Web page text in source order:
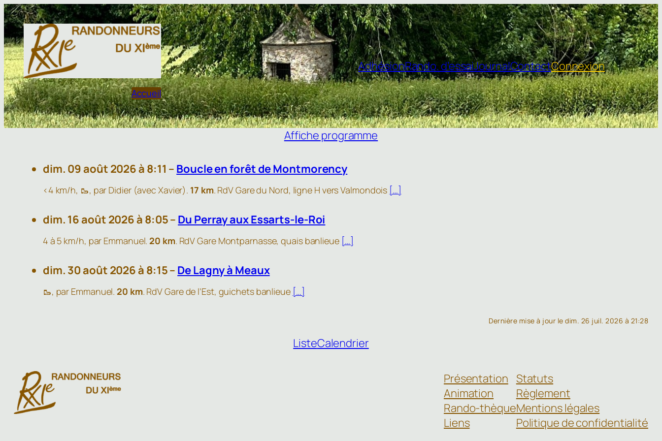
Aller
au
contenu
Accueil
AdhésionRando. d’essaiJournalContactConnexion
Affiche programme
dim. 09 août 2026 à 8:11 – Boucle en forêt de Montmorency
<4 km/h, 🥾, par Didier (avec Xavier). 17 km. RdV Gare du Nord, ligne H vers Valmondois […]
dim. 16 août 2026 à 8:05 – Du Perray aux Essarts-le-Roi
4 à 5 km/h, par Emmanuel. 20 km. RdV Gare Montparnasse, quais banlieue […]
dim. 30 août 2026 à 8:15 – De Lagny à Meaux
🥾, par Emmanuel. 20 km. RdV Gare de l’Est, guichets banlieue […]
Dernière mise à jour le dim. 26 juil. 2026 à 21:28
ListeCalendrier
Présentation
Animation
Rando-thèque
Liens
Statuts
Règlement
Mentions légales
Politique de confidentialité